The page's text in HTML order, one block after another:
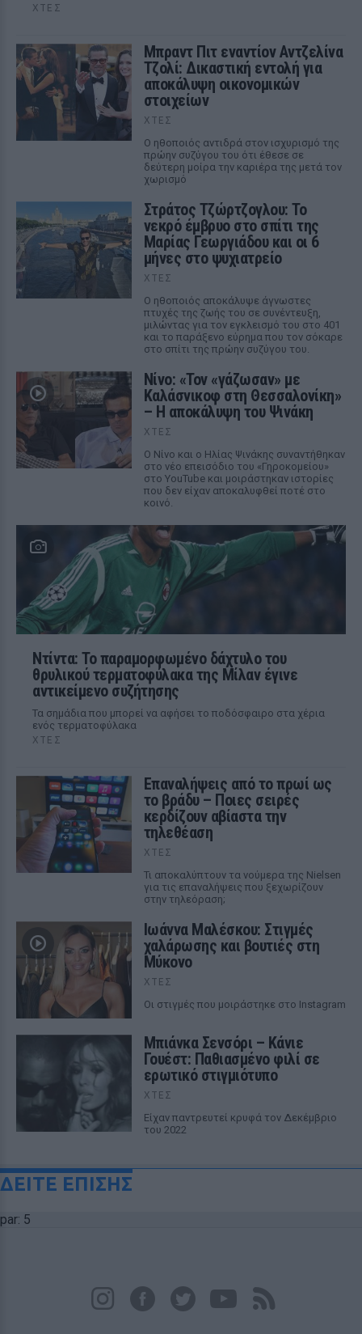
ΧΤΕΣ
Μπραντ Πιτ εναντίον Αντζελίνα
Τζολί: Δικαστική εντολή για
αποκάλυψη οικονομικών
στοιχείων
ΧΤΕΣ
Ο ηθοποιός αντιδρά στον ισχυρισμό της
πρώην συζύγου του ότι έθεσε σε
δεύτερη μοίρα την καριέρα της μετά τον
χωρισμό
Στράτος Τζώρτζογλου: Το
νεκρό έμβρυο στο σπίτι της
Μαρίας Γεωργιάδου και οι 6
μήνες στο ψυχιατρείο
ΧΤΕΣ
Ο ηθοποιός αποκάλυψε άγνωστες
πτυχές της ζωής του σε συνέντευξη,
μιλώντας για τον εγκλεισμό του στο 401
και το παράξενο εύρημα που τον σόκαρε
στο σπίτι της πρώην συζύγου του.
Νίνο: «Τον «γάζωσαν» με
Καλάσνικοφ στη Θεσσαλονίκη»
– Η αποκάλυψη του Ψινάκη
ΧΤΕΣ
Ο Νίνο και ο Ηλίας Ψινάκης συναντήθηκαν
στο νέο επεισόδιο του «Γηροκομείου»
στο YouTube και μοιράστηκαν ιστορίες
που δεν είχαν αποκαλυφθεί ποτέ στο
κοινό.
Ντίντα: Το παραμορφωμένο δάχτυλο του
θρυλικού τερματοφύλακα της Μίλαν έγινε
αντικείμενο συζήτησης
Τα σημάδια που μπορεί να αφήσει το ποδόσφαιρο στα χέρια
ενός τερματοφύλακα
ΧΤΕΣ
Επαναλήψεις από το πρωί ως
το βράδυ – Ποιες σειρές
κερδίζουν αβίαστα την
τηλεθέαση
ΧΤΕΣ
Τι αποκαλύπτουν τα νούμερα της Nielsen
για τις επαναλήψεις που ξεχωρίζουν
στην τηλεόραση;
Ιωάννα Μαλέσκου: Στιγμές
χαλάρωσης και βουτιές στη
Μύκονο
ΧΤΕΣ
Οι στιγμές που μοιράστηκε στο Instagram
Μπιάνκα Σενσόρι – Κάνιε
Γουέστ: Παθιασμένο φιλί σε
ερωτικό στιγμιότυπο
ΧΤΕΣ
Είχαν παντρευτεί κρυφά τον Δεκέμβριο
του 2022
ΔΕΙΤΕ ΕΠΙΣΗΣ
par: 5